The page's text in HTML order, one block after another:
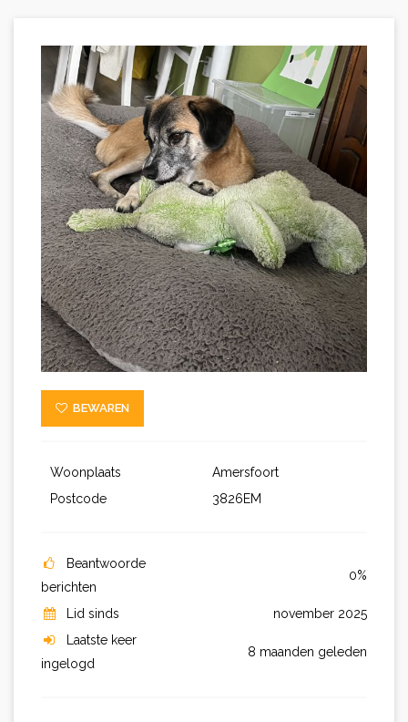
BEWAREN
Woonplaats
Amersfoort
Postcode
3826EM
Beantwoorde
berichten
0%
Lid sinds
november 2025
Laatste keer
ingelogd
8 maanden geleden